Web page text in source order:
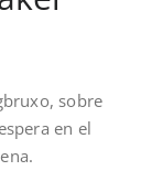
sobre
en el